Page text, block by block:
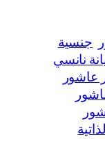
جنسية
نانسي
عاشور